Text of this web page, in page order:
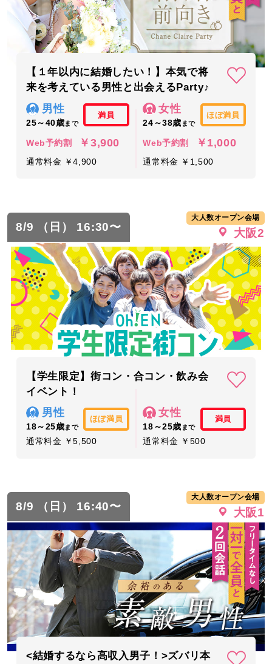
【１年以内に結婚したい！】本気で将
来を考えている男性と出会えるParty♪
男性
25～40歳まで
満員
Web予約割 ￥3,900
通常料金 ￥4,900
女性
24～38歳 まで
ほぼ満員
Web予約割 ￥1,000
通常料金 ￥1,500
8/9 （日） 16:30〜
大人数オープン会場
大阪2
【学生限定】街コン・合コン・飲み会
イベント！
男性
18～25歳まで
ほぼ満員
通常料金 ￥5,500
女性
18～25歳 まで
満員
通常料金 ￥500
8/9 （日） 16:40〜
大人数オープン会場
大阪1
<結婚するなら高収入男子！>ズバリ本